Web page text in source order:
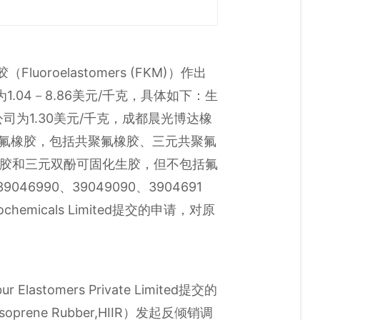
（Fluoroelastomers (FKM)）作出
1.04－8.86美元/千克，具体如下：生
为1.30美元/千克，成都晨光博达橡
橡胶，包括共聚氟橡胶、三元共聚氟
和三元双酚可固化生胶，但不包括氟
、39049090、3904691
Limited提交的申请，对原
Elastomers Private Limited提交的
Rubber,HIIR）发起反倾销调